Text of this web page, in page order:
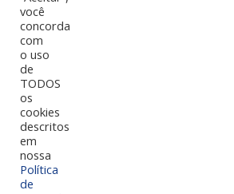
Papel Candy Plus
A linha de papéis especiais Candy Plus
em tons pastéis que podem ser
criação e design. São papéis coloridos
utilização e ótimos resultados de
Sugestão de uso: artesanato, blocos de
você
concorda
com
o uso
de
TODOS
os
cookies
descritos
em
nossa
Política
de